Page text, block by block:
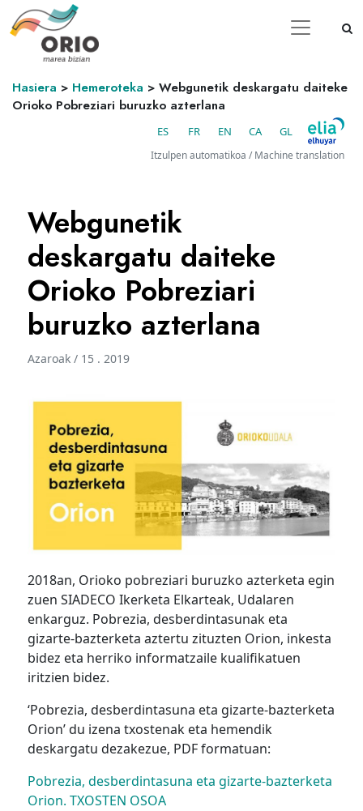
Hasiera > Hemeroteka > Webgunetik deskargatu daiteke
Orioko Pobreziari buruzko azterlana
ES FR EN CA GL
Itzulpen automatikoa / Machine translation
Webgunetik
deskargatu daiteke
Orioko Pobreziari
buruzko azterlana
Azaroak / 15 . 2019
2018an, Orioko pobreziari buruzko azterketa egin
zuen SIADECO Ikerketa Elkarteak, Udalaren
enkarguz. Pobrezia, desberdintasunak eta
gizarte-bazterketa aztertu zituzten Orion, inkesta
bidez eta herriko informatzaile kualifikatuen
iritzien bidez.
‘Pobrezia, desberdintasuna eta gizarte-bazterketa
Orion’ du izena txostenak eta hemendik
deskargatu dezakezue, PDF formatuan:
Pobrezia, desberdintasuna eta gizarte-bazterketa
Orion. TXOSTEN OSOA